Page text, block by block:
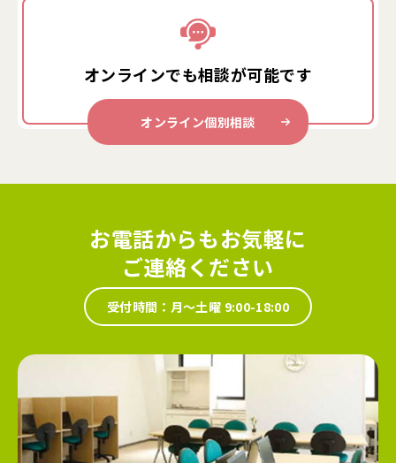
オンラインでも相談が可能です
オンライン個別相談
お電話からもお気軽に
ご連絡ください
受付時間：月～土曜 9:00-18:00